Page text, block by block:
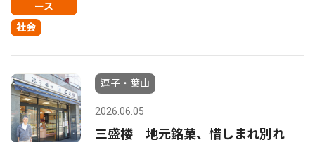
ース
社会
逗子・葉山
2026.06.05
三盛楼 地元銘菓、惜しまれ別れ